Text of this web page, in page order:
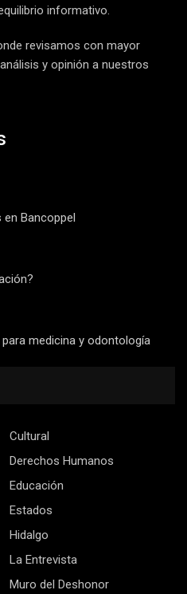
informativo.
revisamos con mayor
y opinión a nuestros
Bancoppel
medicina y odontología
Cultural
Derechos Humanos
Educación
Estados
Hidalgo
La Entrevista
Muro del Deshonor